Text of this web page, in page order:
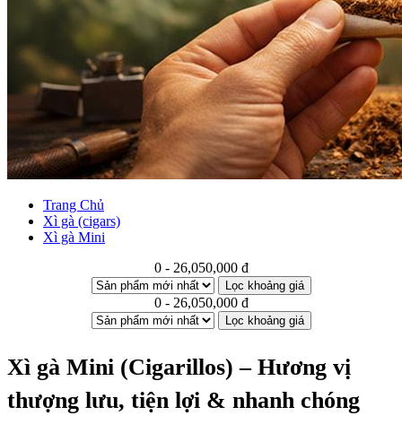
Trang Chủ
Xì gà (cigars)
Xì gà Mini
0 - 26,050,000 đ
Lọc khoảng giá
0 - 26,050,000 đ
Lọc khoảng giá
Xì gà Mini (Cigarillos) – Hương vị
thượng lưu, tiện lợi & nhanh chóng